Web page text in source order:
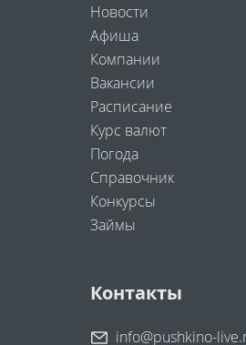
Новости
Афиша
Компании
Вакансии
Расписание
Курс валют
Погода
Справочник
Конкурсы
Займы
Контакты
info@pushkino-